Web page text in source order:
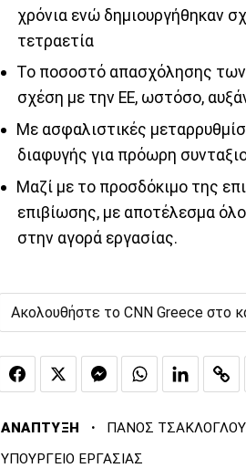
χρόνια ενώ δημιουργήθηκαν
τετραετία
Το ποσοστό απασχόλησης των
σχέση με την ΕΕ, ωστόσο,
Με ασφαλιστικές
διαφυγής για πρόωρη
Μαζί με το προσδόκιμο της
επιβίωσης, με αποτέλεσμα
στην αγορά εργασίας.
Ακολουθήστε το CNN Greece στο
ΑΝΑΠΤΥΞΗ · ΠΑΝΟΣ ΤΣΑΚΛΟΓΛΟΥ
ΥΠΟΥΡΓΕΙΟ ΕΡΓΑΣΙΑΣ